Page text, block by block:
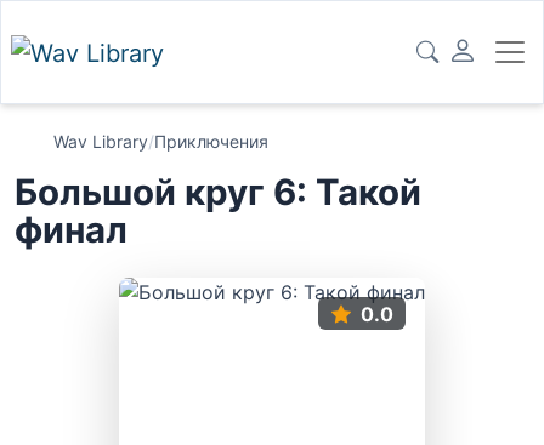
Wav Library/Приключения
Большой круг 6: Такой
финал
0.0